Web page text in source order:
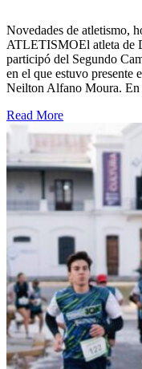
Novedades de atletismo,
ATLETISMOEl atleta de
participó del Segundo
en el que estuvo presente
Neilton Alfano Moura. En
Read More